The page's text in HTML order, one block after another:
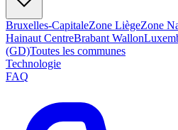
Bruxelles-CapitaleZone LiègeZone
Hainaut CentreBrabant Wallon
(GD)Toutes les communes
Technologie
FAQ